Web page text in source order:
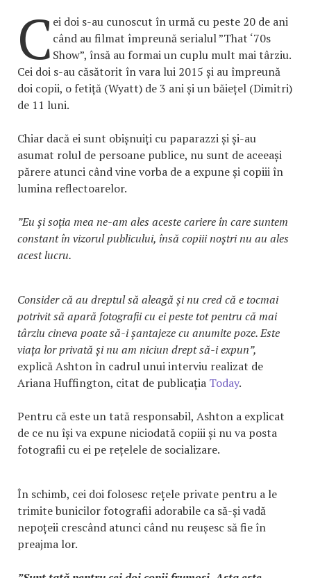
C ei doi s-au cunoscut în urmă cu peste 20 de ani
când au filmat împreună serialul ”That ‘70s
Show”, însă au formai un cuplu mult mai târziu.
Cei doi s-au căsătorit în vara lui 2015 și au împreună
doi copii, o fetiță (Wyatt) de 3 ani și un băiețel (Dimitri)
de 11 luni.
Chiar dacă ei sunt obișnuiți cu paparazzi și și-au
asumat rolul de persoane publice, nu sunt de aceeași
părere atunci când vine vorba de a expune și copiii în
lumina reflectoarelor.
”Eu și soția mea ne-am ales aceste cariere în care suntem
constant în vizorul publicului, însă copiii noștri nu au ales
acest lucru.
Consider că au dreptul să aleagă și nu cred că e tocmai
potrivit să apară fotografii cu ei peste tot pentru că mai
târziu cineva poate să-i șantajeze cu anumite poze. Este
viața lor privată și nu am niciun drept să-i expun”,
explică Ashton în cadrul unui interviu realizat de
Ariana Huffington, citat de publicația Today.
Pentru că este un tată responsabil, Ashton a explicat
de ce nu își va expune niciodată copiii și nu va posta
fotografii cu ei pe rețelele de socializare.
În schimb, cei doi folosesc rețele private pentru a le
trimite bunicilor fotografii adorabile ca să-și vadă
nepoțeii crescând atunci când nu reușesc să fie în
preajma lor.